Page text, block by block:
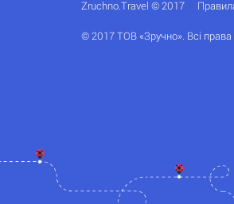
Zruchno.Travel © 2017
© 2017 ТОВ «Зручно». Всі права